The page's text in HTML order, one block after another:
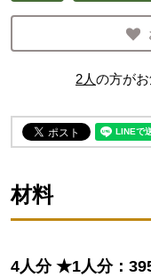
2人の方がお
材料
4人分 ★1人分：